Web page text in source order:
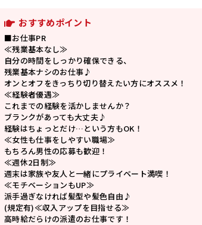
おすすめポイント
■お仕事PR
≪残業基本なし≫
自分の時間をしっかり確保できる、
残業基本ナシのお仕事♪
オンとオフをきっちり切り替えたい方にオススメ！
≪経験者優遇≫
これまでの経験を活かしませんか？
ブランクがあっても大丈夫♪
経験はちょっとだけ…という方もOK！
≪女性も仕事をしやすい職場≫
もちろん男性の応募も歓迎！
≪週休2日制≫
週末は家族や友人と一緒にプライベート満喫！
≪モチベーションもUP≫
派手過ぎなければ髪型や髪色自由♪
(規定有)≪収入アップを目指せる≫
高時給だらけの派遣のお仕事です！